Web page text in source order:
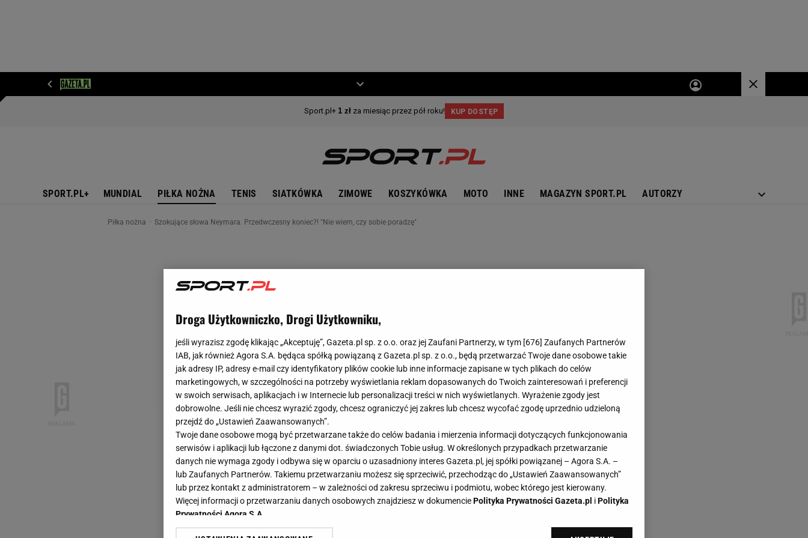
SPORT.PL+ MUNDIAL PIŁKA NOŻNA TENIS SIATKÓWKA ZIMOWE KOSZYKÓWKA MOTO INNE MAGAZYN SPORT.PL AUTORZY
Piłka nożna Szokujące słowa Neymara. Przedwczesny koniec?! "Nie wiem, czy sobie poradzę"
Droga Użytkowniczko, Drogi Użytkowniku,
jeśli wyrazisz zgodę klikając „Akceptuję”, Gazeta.pl sp. z o.o. oraz jej Zaufani Partnerzy, w tym [676] Zaufanych Partnerów
IAB, jak również Agora S.A. będąca spółką powiązaną z Gazeta.pl sp. z o.o., będą przetwarzać Twoje dane osobowe takie
jak adresy IP, adresy e-mail czy identyfikatory plików cookie lub inne informacje zapisane w tych plikach do celów
marketingowych, w szczególności na potrzeby wyświetlania reklam dopasowanych do Twoich zainteresowań i preferencji
w swoich serwisach, aplikacjach i w Internecie lub personalizacji treści w nich wyświetlanych. Wyrażenie zgody jest
dobrowolne. Jeśli nie chcesz wyrazić zgody, chcesz ograniczyć jej zakres lub chcesz wycofać zgodę uprzednio udzieloną
przejdź do „Ustawień Zaawansowanych”.
Twoje dane osobowe mogą być przetwarzane także do celów badania i mierzenia informacji dotyczących funkcjonowania
serwisów i aplikacji lub łączone z danymi dot. świadczonych Tobie usług. W określonych przypadkach przetwarzanie
danych nie wymaga zgody i odbywa się w oparciu o uzasadniony interes Gazeta.pl, jej spółki powiązanej – Agora S.A. –
lub Zaufanych Partnerów. Takiemu przetwarzaniu możesz się sprzeciwić, przechodząc do „Ustawień Zaawansowanych”
lub przez kontakt z administratorem – w zależności od zakresu sprzeciwu i podmiotu, wobec którego jest kierowany.
Więcej informacji o przetwarzaniu danych osobowych znajdziesz w dokumenciePolityka Prywatności Gazeta.pl iPolityka
Prywatności Agora S.A.